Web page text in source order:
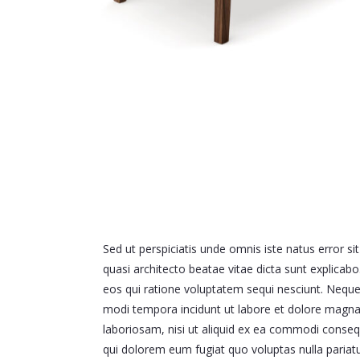
Sed ut perspiciatis unde omnis iste natus error
quasi architecto beatae vitae dicta sunt
eos qui ratione voluptatem sequi nesciunt.
modi tempora incidunt ut labore et dolore
laboriosam, nisi ut aliquid ex ea commodi
qui dolorem eum fugiat quo voluptas nulla